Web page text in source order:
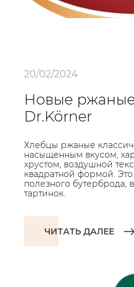
20/02/2024
Новые
Dr.Körner
Хлебцы ржаные
насыщенным вкусом,
хрустом, воздушной
квадратной формой.
полезного бутерброда,
тартинок.
ЧИТАТЬ ДАЛЕЕ